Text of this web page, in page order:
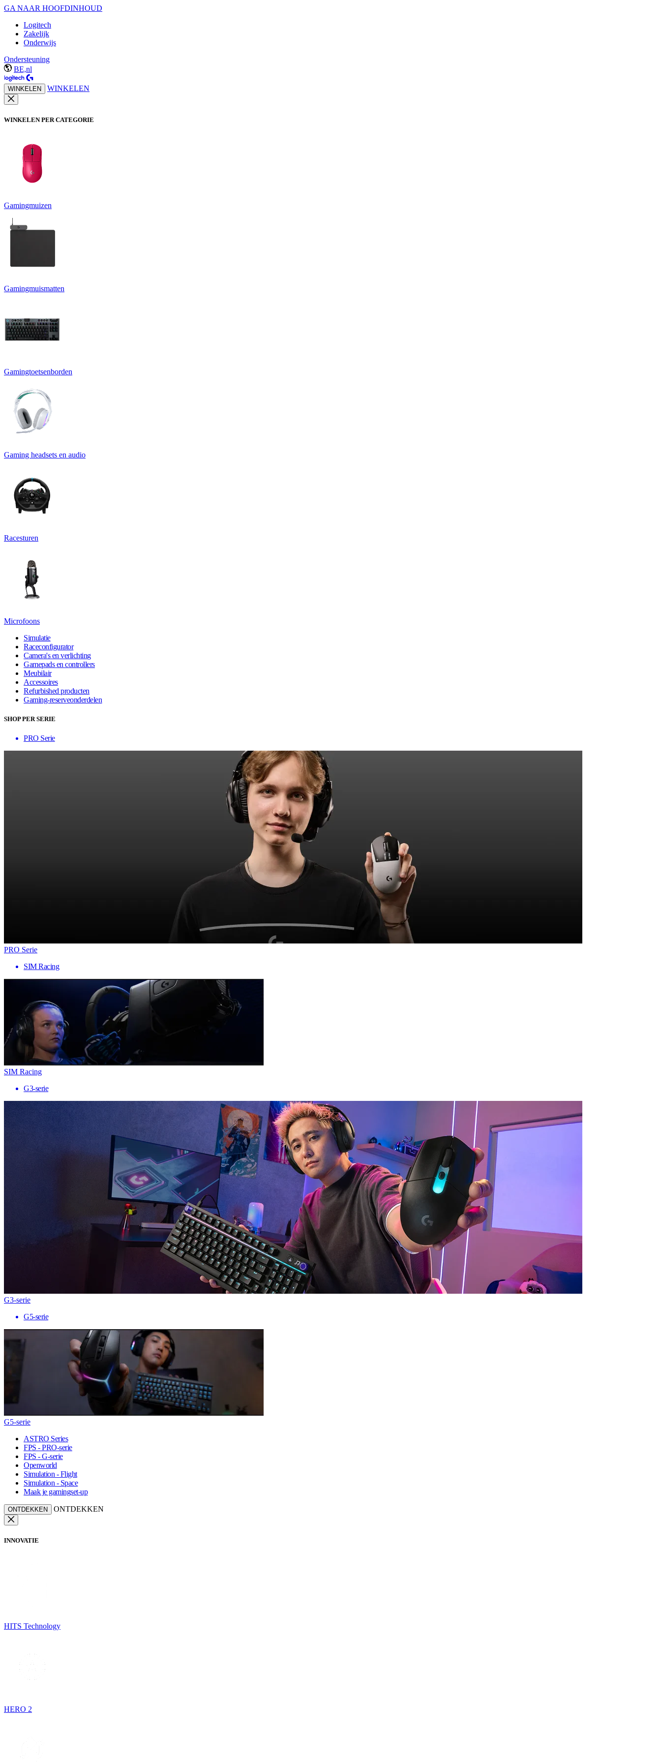
GA NAAR HOOFDINHOUD
Logitech
Zakelijk
Onderwijs
Ondersteuning
BE,nl
WINKELEN WINKELEN
WINKELEN PER CATEGORIE
Gamingmuizen
Gamingmuismatten
Gamingtoetsenborden
Gaming headsets en audio
Racesturen
Microfoons
Simulatie
Raceconfigurator
Camera's en verlichting
Gamepads en controllers
Meubilair
Accessoires
Refurbished producten
Gaming-reserveonderdelen
SHOP PER SERIE
PRO Serie
PRO Serie
SIM Racing
SIM Racing
G3-serie
G3-serie
G5-serie
G5-serie
ASTRO Series
FPS - PRO-serie
FPS - G-serie
Openworld
Simulation - Flight
Simulation - Space
Maak je gamingset-up
ONTDEKKEN ONTDEKKEN
INNOVATIE
HITS Technology
HERO 2